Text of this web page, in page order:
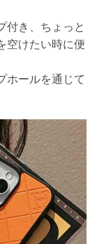
付き、ちょっと
空けたい時に便
ホールを通じて